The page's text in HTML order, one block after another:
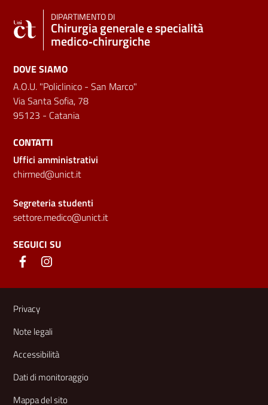
DIPARTIMENTO DI
Chirurgia generale e specialità
medico‑chirurgiche
DOVE SIAMO
A.O.U. "Policlinico - San Marco"
Via Santa Sofia, 78
95123 - Catania
CONTATTI
Uffici amministrativi
chirmed@unict.it
Segreteria studenti
settore.medico@unict.it
SEGUICI SU
Link e informazioni utili
Privacy
Note legali
Accessibilità
Dati di monitoraggio
Mappa del sito